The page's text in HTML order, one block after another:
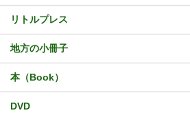
リトルプレス
地方の小冊子
本（Book）
DVD